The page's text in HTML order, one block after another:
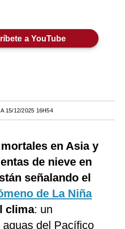
a YouTube
15/12/2025 16H54
en Asia y
de nieve en
señalando el
de La Niña
clima: un
del Pacífico